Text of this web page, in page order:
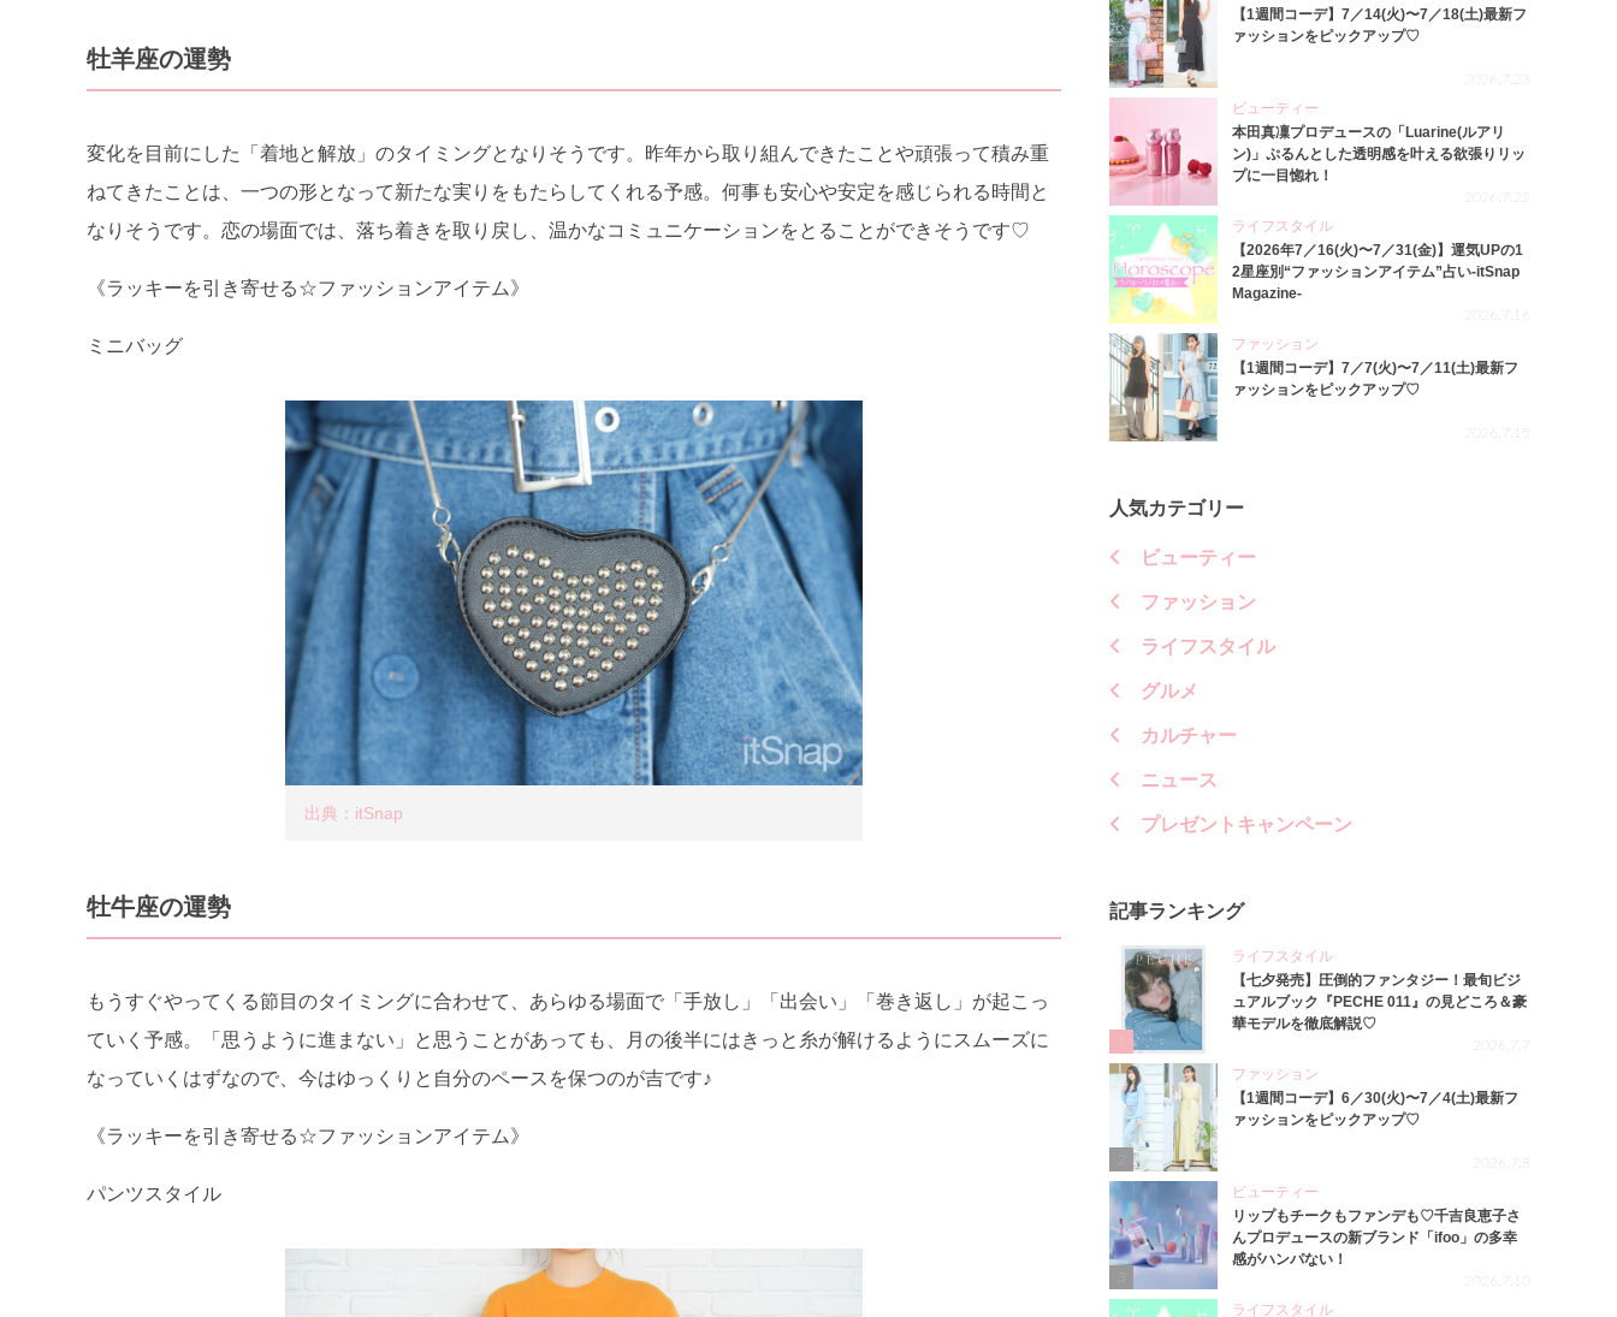
牡羊座の運勢
変化を目前にした「着地と解放」のタイミングとなりそうです。昨年から取り組んできたことや頑張って積み重
ねてきたことは、一つの形となって新たな実りをもたらしてくれる予感。何事も安心や安定を感じられる時間と
なりそうです。恋の場面では、落ち着きを取り戻し、温かなコミュニケーションをとることができそうです♡
《ラッキーを引き寄せる☆ファッションアイテム》
ミニバッグ
出典：itSnap
牡牛座の運勢
もうすぐやってくる節目のタイミングに合わせて、あらゆる場面で「手放し」「出会い」「巻き返し」が起こっ
ていく予感。「思うように進まない」と思うことがあっても、月の後半にはきっと糸が解けるようにスムーズに
なっていくはずなので、今はゆっくりと自分のペースを保つのが吉です♪
《ラッキーを引き寄せる☆ファッションアイテム》
パンツスタイル
【1週間コーデ】7／14(火)〜7／18(土)最新フ
ァッションをピックアップ♡
2026.7.23
ビューティー
本田真凜プロデュースの「Luarine(ルアリ
ン)」ぷるんとした透明感を叶える欲張りリッ
プに一目惚れ！
2026.7.22
ライフスタイル
【2026年7／16(火)〜7／31(金)】運気UPの1
2星座別“ファッションアイテム”占い-itSnap
Magazine-
2026.7.16
ファッション
【1週間コーデ】7／7(火)〜7／11(土)最新フ
ァッションをピックアップ♡
2026.7.15
人気カテゴリー
ビューティー
ファッション
ライフスタイル
グルメ
カルチャー
ニュース
プレゼントキャンペーン
記事ランキング
ライフスタイル
【七夕発売】圧倒的ファンタジー！最旬ビジ
ュアルブック『PECHE 011』の見どころ＆豪
華モデルを徹底解説♡
2026.7.7
ファッション
【1週間コーデ】6／30(火)〜7／4(土)最新フ
ァッションをピックアップ♡
2026.7.8
3
ビューティー
リップもチークもファンデも♡千吉良恵子さ
んプロデュースの新ブランド「ifoo」の多幸
感がハンパない！
2026.7.10
ライフスタイル